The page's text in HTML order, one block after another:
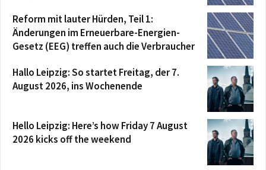
Reform mit lauter Hürden, Teil 1:
Änderungen im Erneuerbare-Energien-
Gesetz (EEG) treffen auch die Verbraucher
Hallo Leipzig: So startet Freitag, der 7.
August 2026, ins Wochenende
Hello Leipzig: Here’s how Friday 7 August
2026 kicks off the weekend